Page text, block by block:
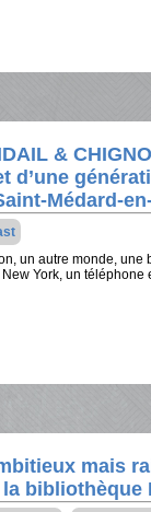
&
d’une
Médard-
un autre monde,
York, un
mais
bibliothèque